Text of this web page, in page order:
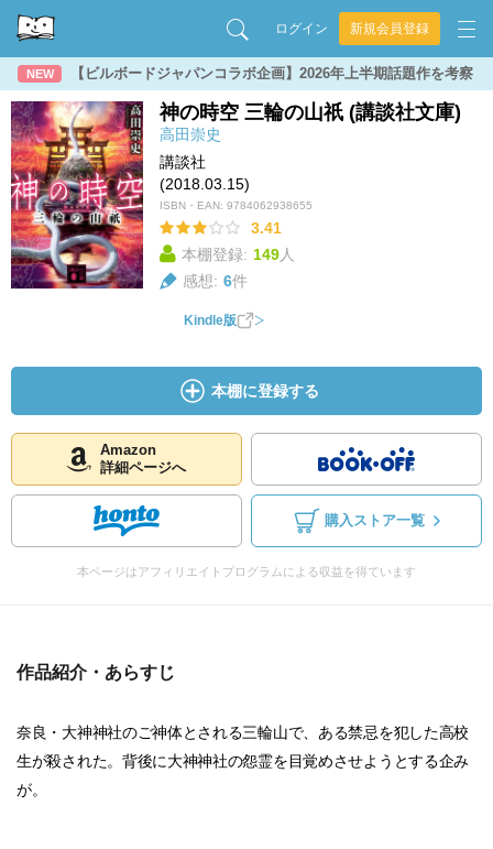
ログイン 新規会員登録
NEW 【ビルボードジャパンコラボ企画】2026年上半期話題作を考察
神の時空 三輪の山祇 (講談社文庫)
高田崇史
講談社
(2018.03.15)
ISBN・EAN: 9784062938655
3.41
本棚登録: 149人
感想: 6件
Kindle版
本棚に登録する
Amazon
詳細ページへ
購入ストア一覧
本ページはアフィリエイトプログラムによる収益を得ています
作品紹介・あらすじ
奈良・大神神社のご神体とされる三輪山で、ある禁忌を犯した高校
生が殺された。背後に大神神社の怨霊を目覚めさせようとする企み
が。